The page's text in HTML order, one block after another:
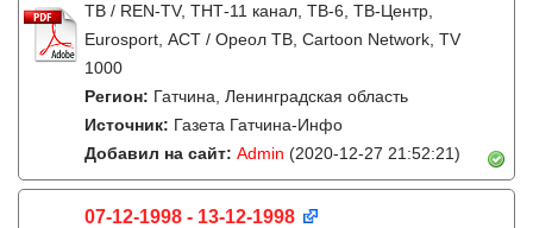
ТВ / REN-TV, ТНТ-11 канал, ТВ-6, ТВ-Центр,
Eurosport, АСТ / Ореол ТВ, Cartoon Network, TV
1000
Регион: Гатчина, Ленинградская область
Источник: Газета Гатчина-Инфо
Добавил на сайт: Admin (2020-12-27 21:52:21)
07-12-1998 - 13-12-1998